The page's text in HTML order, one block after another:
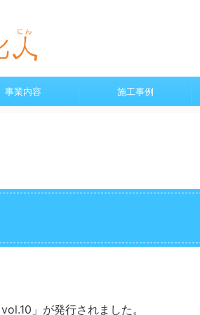
事業内容 施工事例
」が発行されました。